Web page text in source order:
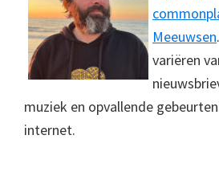
Meeuwsen
variëren
muziek en opvallende
internet.